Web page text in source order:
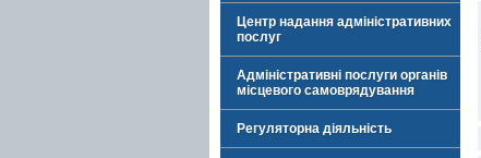
Центр надання адміністративних
послуг
Адміністративні послуги органів
місцевого самоврядування
Регуляторна діяльність